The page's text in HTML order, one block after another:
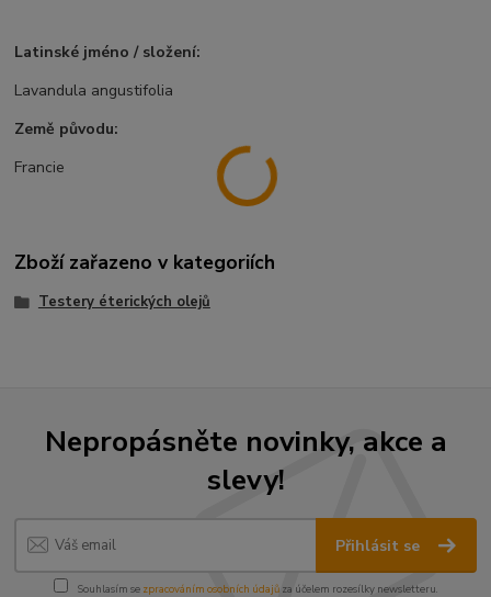
Latinské jméno / složení:
Lavandula angustifolia
Země původu:
Francie
Zboží zařazeno v kategoriích
Testery éterických olejů
Nepropásněte novinky, akce a
slevy!
Přihlásit se
Souhlasím se zpracováním osobních údajůza účelem rozesílky newsletteru.